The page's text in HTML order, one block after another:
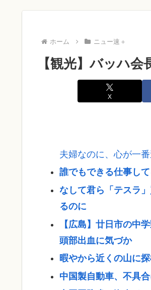
ホーム ニュー速＋
【観光】バッハ
X
夫婦なのに、心が一
誰でもできる仕事し
なして君ら「テスラ
るのに
【広島】廿日市の中
頭部出血に気づか
暇やから近くの山に
中国製自動車、不具